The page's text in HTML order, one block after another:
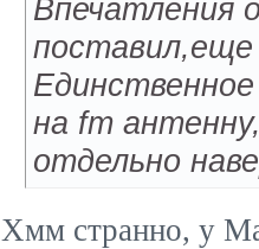
Впечатления
поставил,еще
на fm
отдельно
Хмм странно, у